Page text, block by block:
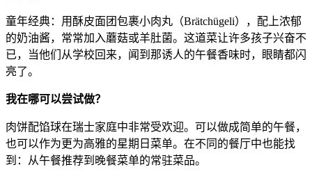
童年经典：用酥皮面团包裹小肉丸（Brätchügeli），配上浓郁
的奶油酱，常常加入蘑菇或羊肚菌。这道菜让许多孩子兴奋不
已，当他们从学校回来，闻到那诱人的午餐香味时，眼睛都闪
亮了。
我在哪可以尝试做？
肉饼配馅球在瑞士家庭中非常受欢迎。可以做成简单的午餐，
也可以作为更为高雅的星期日菜单。在不同的餐厅中也能找
到：从午餐推荐到晚餐菜单的常驻菜品。